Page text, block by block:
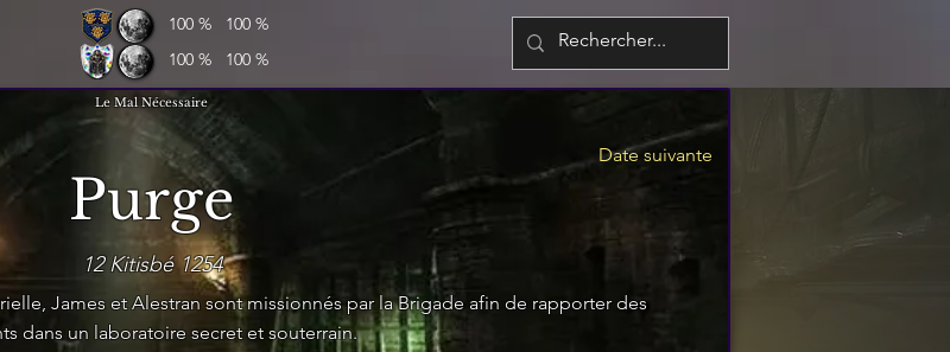
100 %
100 %
100 %
100 %
Date suivante
Purge
James et Alestran sont missionnés par la Brigade afin de rapporter des
dans un laboratoire secret et souterrain.
12 Kitisbé 1254
Le Mal Nécessaire